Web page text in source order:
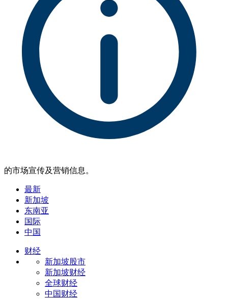
的市场宣传及营销信息。
最新
新加坡
东南亚
国际
中国
财经
新加坡股市
新加坡财经
全球财经
中国财经